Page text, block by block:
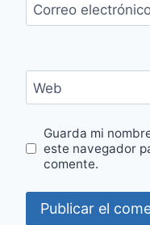
Correo
Web
Guarda mi
este navegador
comente.